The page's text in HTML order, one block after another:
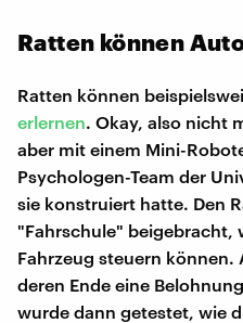
Ratten können
Ratten können
erlernen. Okay, also nicht
aber mit einem Mini-
Psychologen-Team der
sie konstruiert hatte. Den
"Fahrschule" beigebracht,
Fahrzeug steuern können.
deren Ende eine
wurde dann getestet, wie